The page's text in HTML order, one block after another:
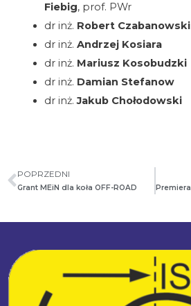
Fiebig, prof. PWr
dr inż. Robert Czabanowski
dr inż. Andrzej Kosiara
dr inż. Mariusz Kosobudzki
dr inż. Damian Stefanow
dr inż.Jakub Chołodowski
POPRZEDNI
Grant MEiN dla koła OFF-ROAD